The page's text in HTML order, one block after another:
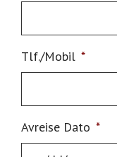
Tlf./Mobil *
Avreise Dato *